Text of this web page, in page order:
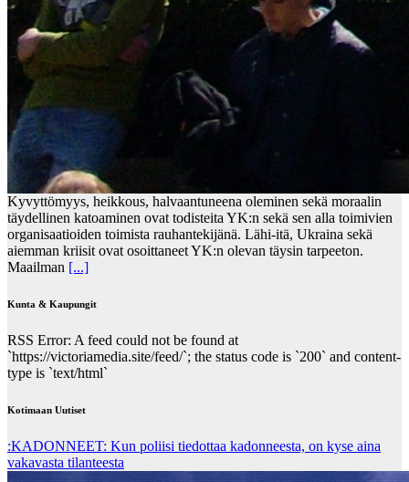
Kyvyttömyys, heikkous, halvaantuneena oleminen sekä moraalin
täydellinen katoaminen ovat todisteita YK:n sekä sen alla toimivien
organisaatioiden toimista rauhantekijänä. Lähi-itä, Ukraina sekä
aiemman kriisit ovat osoittaneet YK:n olevan täysin tarpeeton.
Maailman [...]
Kunta & Kaupungit
RSS Error: A feed could not be found at
`https://victoriamedia.site/feed/`; the status code is `200` and content-
type is `text/html`
Kotimaan Uutiset
:KADONNEET: Kun poliisi tiedottaa kadonneesta, on kyse aina
vakavasta tilanteesta